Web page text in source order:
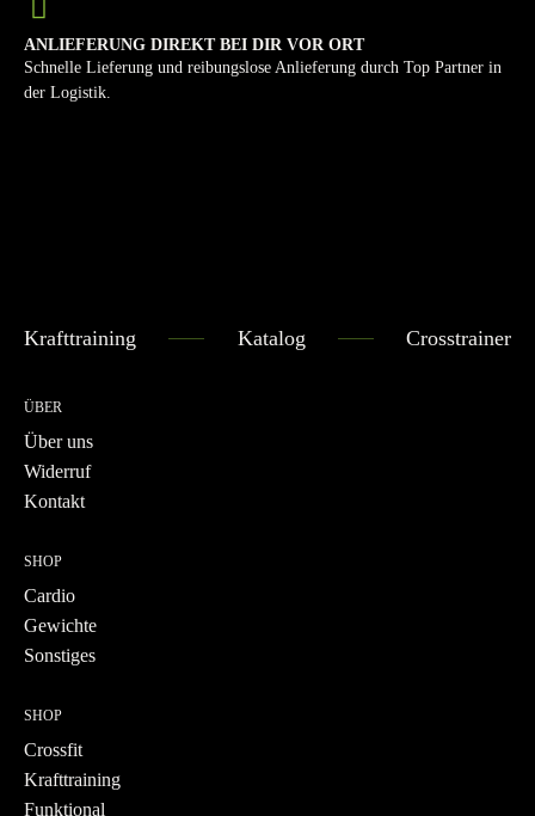
ANLIEFERUNG DIREKT BEI DIR VOR ORT
Schnelle Lieferung und reibungslose Anlieferung durch Top Partner in
der Logistik.
Krafttraining Katalog Crosstrainer
ÜBER
Über uns
Widerruf
Kontakt
SHOP
Cardio
Gewichte
Sonstiges
SHOP
Crossfit
Krafttraining
Funktional